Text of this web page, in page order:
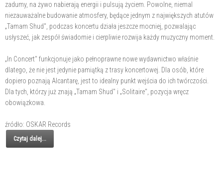
zadumy, na żywo nabierają energii i pulsują życiem. Powolne, niemal
niezauważalne budowanie atmosfery, będące jednym z największych atutów
„Tamam Shud", podczas koncertu działa jeszcze mocniej, pozwalając
usłyszeć, jak zespół świadomie i cierpliwie rozwija każdy muzyczny moment.
„In Concert" funkcjonuje jako pełnoprawne nowe wydawnictwo właśnie
dlatego, że nie jest jedynie pamiątką z trasy koncertowej. Dla osób, które
dopiero poznają Alcantarę, jest to idealny punkt wejścia do ich twórczości.
Dla tych, którzy już znają „Tamam Shud" i „Solitaire", pozycja wręcz
obowiązkowa.
źródło: OSKAR Records
Czytaj dalej...